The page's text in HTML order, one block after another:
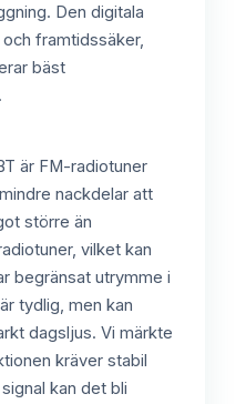
Den digitala
framtidssäker,
bäst
är FM-radiotuner
nackdelar att
större än
vilket kan
begränsat utrymme i
tydlig, men kan
dagsljus. Vi märkte
kräver stabil
kan det bli